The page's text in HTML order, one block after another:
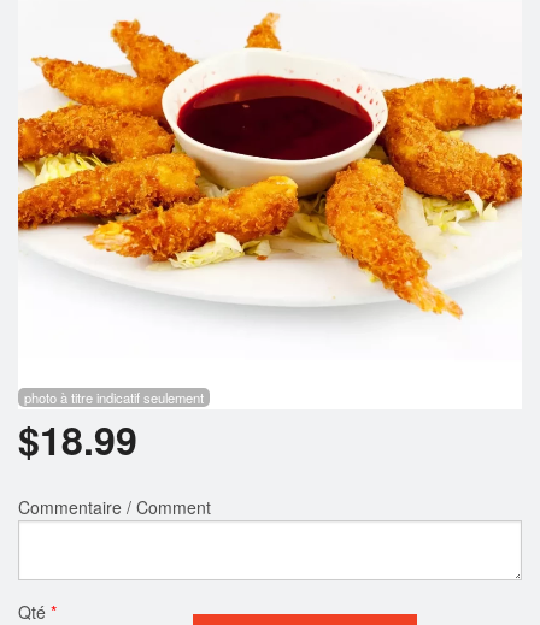
Rechercher
photo à titre indicatif seulement
$18.99
Commentaire / Comment
Qté *